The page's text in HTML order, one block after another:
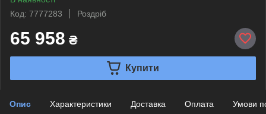
Код: 7777283
Роздріб
65 958 ₴
Купити
Опис Характеристики Доставка Оплата Умови